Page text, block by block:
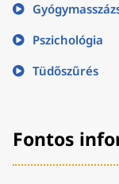
Pszichológia
Tüdőszűrés
Fontos